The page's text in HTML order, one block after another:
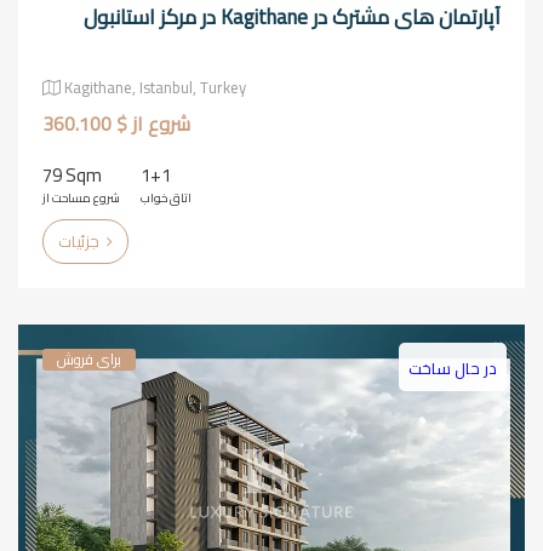
آپارتمان های مشترک در Kagithane در مرکز استانبول
Kagithane, Istanbul, Turkey
شروع از $ 360.100
79 Sqm
شروع مساحت از
1+1
اتاق خواب
برای فروش در حال ساخت